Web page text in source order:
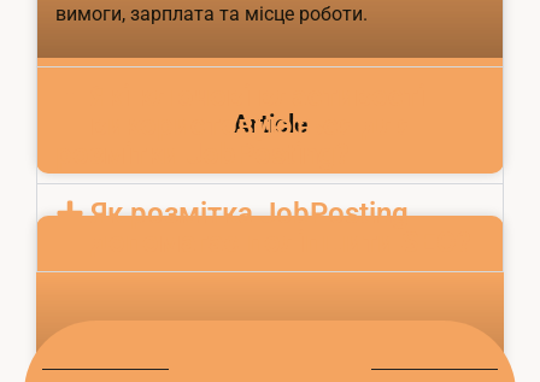
Article
вимоги, зарплата та місце роботи.
використовуються для
Як розмітка JobPosting